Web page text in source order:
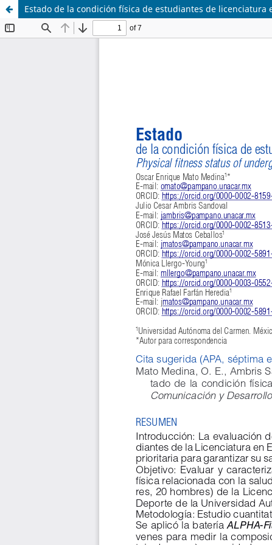
Estado de la condición física de estudiantes de licenciatura